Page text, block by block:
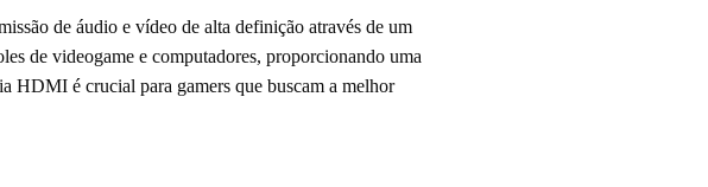
de áudio e vídeo de alta definição através de um
de videogame e computadores, proporcionando uma
HDMI é crucial para gamers que buscam a melhor